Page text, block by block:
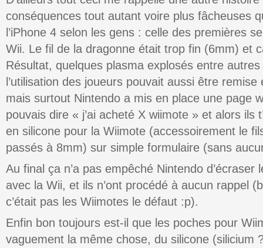
conséquences tout autant voire plus fâcheuses
l’iPhone 4 selon les gens : celle des premières
Wii. Le fil de la dragonne était trop fin (6mm) et
Résultat, quelques plasma explosés entre
l’utilisation des joueurs pouvait aussi être
mais surtout Nintendo a mis en place une page
pouvais dire « j’ai acheté X wiimote » et alors ils
en silicone pour la Wiimote (accessoirement le
passés à 8mm) sur simple formulaire (sans
Au final ça n’a pas empêché Nintendo d’écraser
avec la Wii, et ils n’ont procédé à aucun rappel
c’était pas les Wiimotes le défaut :p).
Enfin bon toujours est-il que les poches pour
vaguement la même chose, du silicone (silicium